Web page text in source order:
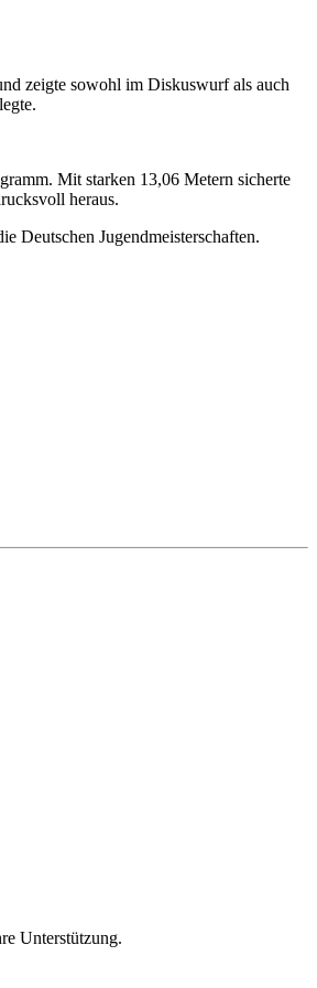
zeigte sowohl im Diskuswurf als auch
Mit starken 13,06 Metern sicherte
heraus.
Deutschen Jugendmeisterschaften.
Unterstützung.